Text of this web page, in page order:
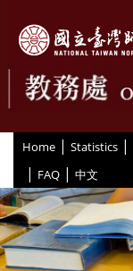
Home | Statistics |
| FAQ | 中文